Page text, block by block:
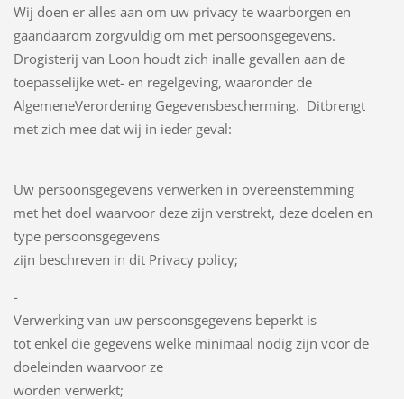
Wij doen er alles aan om uw privacy te waarborgen en
gaandaarom zorgvuldig om met persoonsgegevens.
Drogisterij van Loon houdt zich inalle gevallen aan de
toepasselijke wet- en regelgeving, waaronder de
AlgemeneVerordening Gegevensbescherming. Ditbrengt
met zich mee dat wij in ieder geval:
Uw persoonsgegevens verwerken in overeenstemming
met het doel waarvoor deze zijn verstrekt, deze doelen en
type persoonsgegevens
zijn beschreven in dit Privacy policy;
-
Verwerking van uw persoonsgegevens beperkt is
tot enkel die gegevens welke minimaal nodig zijn voor de
doeleinden waarvoor ze
worden verwerkt;